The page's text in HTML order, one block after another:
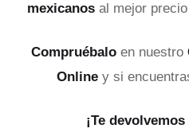
mexicanosal mejor precio
Compruébalo en nuestro
Online y si
¡Te